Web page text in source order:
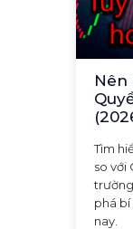
Nên
Tìm
so với
phá
nay.